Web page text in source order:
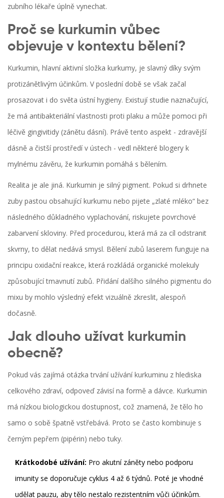
zubního lékaře úplně vynechat.
Proč se kurkumin vůbec
objevuje v kontextu bělení?
Kurkumin, hlavní aktivní složka kurkumy, je slavný díky svým
protizánětlivým účinkům. V poslední době se však začal
prosazovat i do světa ústní hygieny. Existují studie naznačující,
že má antibakteriální vlastnosti proti plaku a může pomoci při
léčivě gingivitidy (zánětu dásní). Právě tento aspekt - zdravější
dásně a čistší prostředí v ústech - vedl některé blogery k
mylnému závěru, že kurkumin pomáhá s bělením.
Realita je ale jiná. Kurkumin je silný pigment. Pokud si drhnete
zuby pastou obsahující kurkumu nebo pijete „zlaté mléko“ bez
následného důkladného vyplachování, riskujete povrchové
zabarvení skloviny. Před procedurou, která má za cíl odstranit
skvrny, to dělat nedává smysl. Bělení zubů laserem funguje na
principu oxidační reakce, která rozkládá organické molekuly
způsobující tmavnutí zubů. Přidání dalšího silného pigmentu do
mixu by mohlo výsledný efekt vizuálně zkreslit, alespoň
dočasně.
Jak dlouho užívat kurkumin
obecně?
Pokud vás zajímá otázka trvání užívání kurkuminu z hlediska
celkového zdraví, odpoveď závisí na formě a dávce. Kurkumin
má nízkou biologickou dostupnost, což znamená, že tělo ho
samo o sobě špatně vstřebává. Proto se často kombinuje s
černým pepřem (pipérin) nebo tuky.
Krátkodobé užívání: Pro akutní záněty nebo podporu
imunity se doporučuje cyklus 4 až 6 týdnů. Poté je vhodné
udělat pauzu, aby tělo nestalo rezistentním vůči účinkům.